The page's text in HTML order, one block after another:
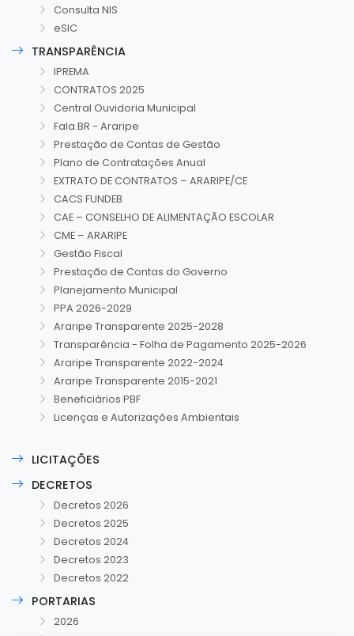
Consulta NIS
eSIC
TRANSPARÊNCIA
IPREMA
CONTRATOS 2025
Central Ouvidoria Municipal
Fala.BR - Araripe
Prestação de Contas de Gestão
Plano de Contratações Anual
EXTRATO DE CONTRATOS – ARARIPE/CE
CACS FUNDEB
CAE – CONSELHO DE ALIMENTAÇÃO ESCOLAR
CME – ARARIPE
Gestão Fiscal
Prestação de Contas do Governo
Planejamento Municipal
PPA 2026-2029
Araripe Transparente 2025-2028
Transparência - Folha de Pagamento 2025-2026
Araripe Transparente 2022-2024
Araripe Transparente 2015-2021
Beneficiários PBF
Licenças e Autorizações Ambientais
LICITAÇÕES
DECRETOS
Decretos 2026
Decretos 2025
Decretos 2024
Decretos 2023
Decretos 2022
PORTARIAS
2026